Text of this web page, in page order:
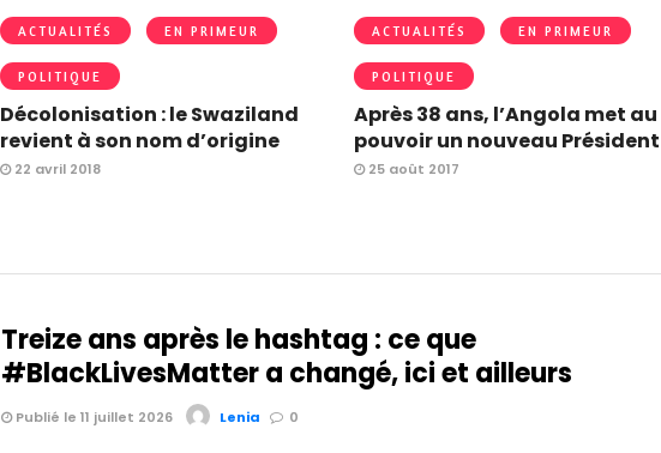
ACTUALITÉS EN PRIMEUR
POLITIQUE
Décolonisation : le Swaziland
revient à son nom d’origine
22 avril 2018
ACTUALITÉS EN PRIMEUR
POLITIQUE
Après 38 ans, l’Angola met au
pouvoir un nouveau Président
25 août 2017
Treize ans après le hashtag : ce que
#BlackLivesMatter a changé, ici et ailleurs
Publié le 11 juillet 2026 Lenia 0